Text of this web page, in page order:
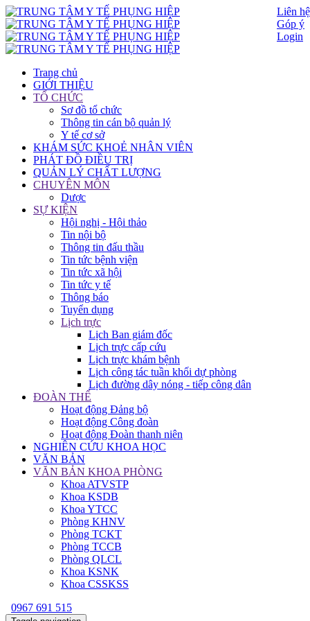
Liên hệ
Góp ý
Login
Trang chủ
GIỚI THIỆU
TỔ CHỨC
Sơ đồ tổ chức
Thông tin cán bộ quản lý
Y tế cơ sở
KHÁM SỨC KHOẺ NHÂN VIÊN
PHÁT ĐỒ ĐIỀU TRỊ
QUẢN LÝ CHẤT LƯỢNG
CHUYÊN MÔN
Dược
SỰ KIỆN
Hội nghị - Hội thảo
Tin nội bộ
Thông tin đấu thầu
Tin tức bệnh viện
Tin tức xã hội
Tin tức y tế
Thông báo
Tuyển dụng
Lịch trực
Lịch Ban giám đốc
Lịch trực cấp cứu
Lịch trực khám bệnh
Lịch công tác tuần khối dự phòng
Lịch đường dây nóng - tiếp công dân
ĐOÀN THỂ
Hoạt động Đảng bộ
Hoạt động Công đoàn
Hoạt động Đoàn thanh niên
NGHIÊN CỨU KHOA HỌC
VĂN BẢN
VĂN BẢN KHOA PHÒNG
Khoa ATVSTP
Khoa KSDB
Khoa YTCC
Phòng KHNV
Phòng TCKT
Phòng TCCB
Phòng QLCL
Khoa KSNK
Khoa CSSKSS
0967 691 515